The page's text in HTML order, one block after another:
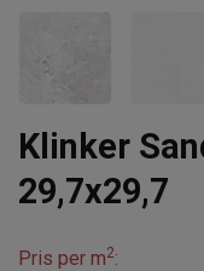
Klinker
29,7x29,7
Pris per m2: